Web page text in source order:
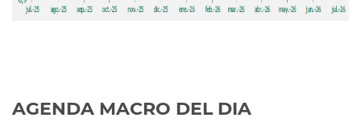
AGENDA MACRO DEL DIA